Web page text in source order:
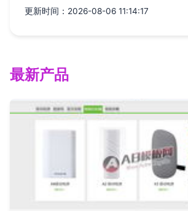
更新时间：2026-08-06 11:14:17
最新产品